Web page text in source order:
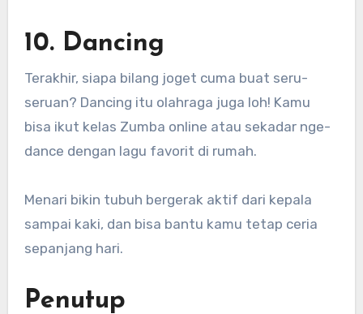
10. Dancing
Terakhir, siapa bilang joget cuma buat seru-
seruan? Dancing itu olahraga juga loh! Kamu
bisa ikut kelas Zumba online atau sekadar nge-
dance dengan lagu favorit di rumah.
Menari bikin tubuh bergerak aktif dari kepala
sampai kaki, dan bisa bantu kamu tetap ceria
sepanjang hari.
Penutup